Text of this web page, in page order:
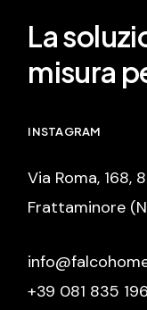
La
misura
INSTAGRAM
Via Roma, 168,
Frattaminore
+39 081 835